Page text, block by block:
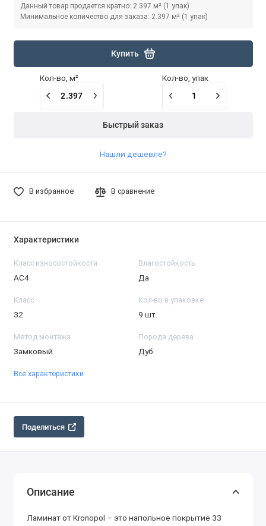
Данный товар продается кратно: 2.397 м² (1 упак)
Минимальное количество для заказа: 2.397 м² (1 упак)
Купить
Кол-во, м² Кол-во, упак
Быстрый заказ
Нашли дешевле?
В избранное В сравнение
Характеристики
Класс износостойкости
АС4
Влагостойкость
Да
Класс
32
Кол-во в упаковке
9 шт.
Метод монтажа
Замковый
Порода дерева
Дуб
Все характеристики
Поделиться
Описание
Ламинат от Kronopol – это напольное покрытие 33